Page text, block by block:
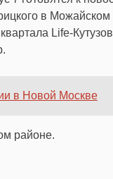
в Можайском
Life-
в Новой Москве